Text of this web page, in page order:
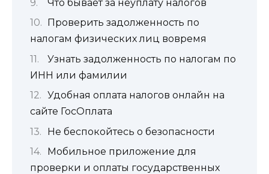
Что бывает за неуплату налогов
Проверить задолженность по
налогам физических лиц вовремя
Узнать задолженность по налогам по
ИНН или фамилии
Удобная оплата налогов онлайн на
сайте ГосОплата
Не беспокойтесь о безопасности
Мобильное приложение для
проверки и оплаты государственных